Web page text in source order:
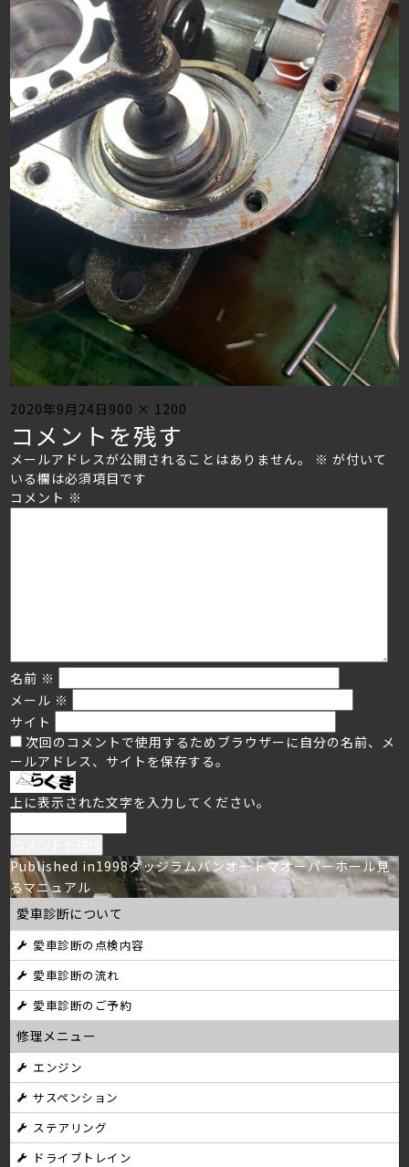
Posted
on
2020年9月24日 Full
size
900 × 1200
コメントを残す
メールアドレスが公開されることはありません。 ※ が付いて
いる欄は必須項目です
コメント ※
名前 ※
メール ※
サイト
次回のコメントで使用するためブラウザーに自分の名前、メ
ールアドレス、サイトを保存する。
上に表示された文字を入力してください。
投
稿
ナ
ビ
ゲ
ー
シ
ョ
ン
Published in1998ダッジラムバンオートマオーバーホール見
るマニュアル
愛車診断について
愛車診断の点検内容
愛車診断の流れ
愛車診断のご予約
修理メニュー
エンジン
サスペンション
ステアリング
ドライブトレイン